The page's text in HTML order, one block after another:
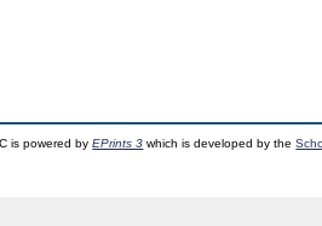
is powered byEPrints 3 which is developed by the